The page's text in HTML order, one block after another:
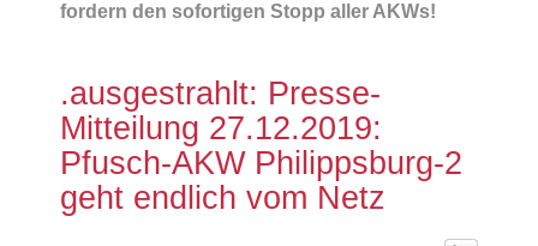
fordern den sofortigen Stopp aller AKWs!
.ausgestrahlt: Presse-
Mitteilung 27.12.2019:
Pfusch-AKW Philippsburg-2
geht endlich vom Netz